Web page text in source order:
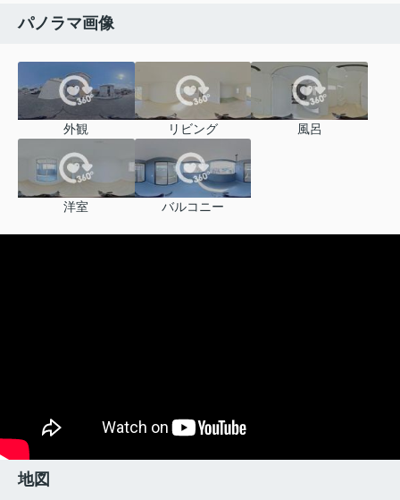
パノラマ画像
外観 リビング 風呂
洋室 バルコニー
地図